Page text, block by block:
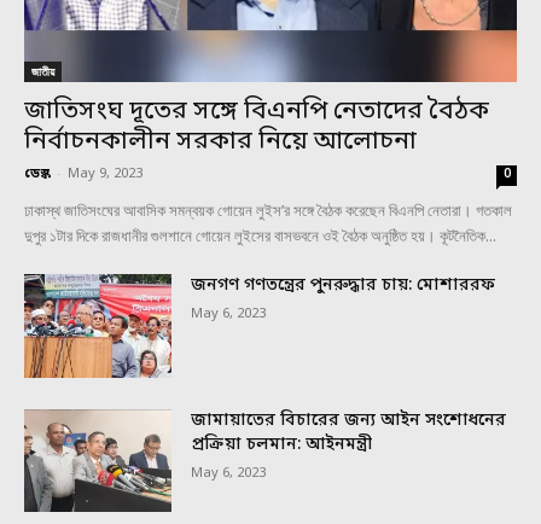
জাতীয়
জাতিসংঘ দূতের সঙ্গে বিএনপি নেতাদের বৈঠক
নির্বাচনকালীন সরকার নিয়ে আলোচনা
ডেস্ক - May 9, 2023 0
ঢাকাস্থ জাতিসংঘের আবাসিক সমন্বয়ক গোয়েন লুইস’র সঙ্গে বৈঠক করেছেন বিএনপি নেতারা। গতকাল
দুপুর ১টার দিকে রাজধানীর গুলশানে গোয়েন লুইসের বাসভবনে ওই বৈঠক অনুষ্ঠিত হয়। কূটনৈতিক...
জনগণ গণতন্ত্রের পুনরুদ্ধার চায়: মোশাররফ
May 6, 2023
জামায়াতের বিচারের জন্য আইন সংশোধনের
প্রক্রিয়া চলমান: আইনমন্ত্রী
May 6, 2023